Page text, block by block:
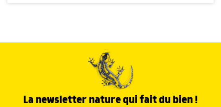
La newsletter nature qui fait du bien !